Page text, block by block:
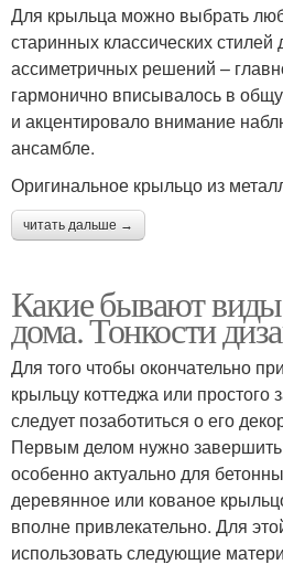
Для крыльца можно выбрать
старинных классических
ассиметричных решений –
гармонично вписывалось в
и акцентировало внимание
ансамбле.
Оригинальное крыльцо из
читать дальше →
Какие бывают
дома. Тонкости
Для того чтобы окончательно
крыльцу коттеджа или простого
следует позаботиться о его
Первым делом нужно завершить
особенно актуально для
деревянное или кованое
вполне привлекательно. Для
использовать следующие